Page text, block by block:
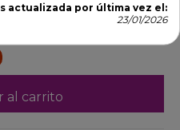
25L 1000 W 19-P158122
al carrito
actualizada por última vez el:
23/01/2026